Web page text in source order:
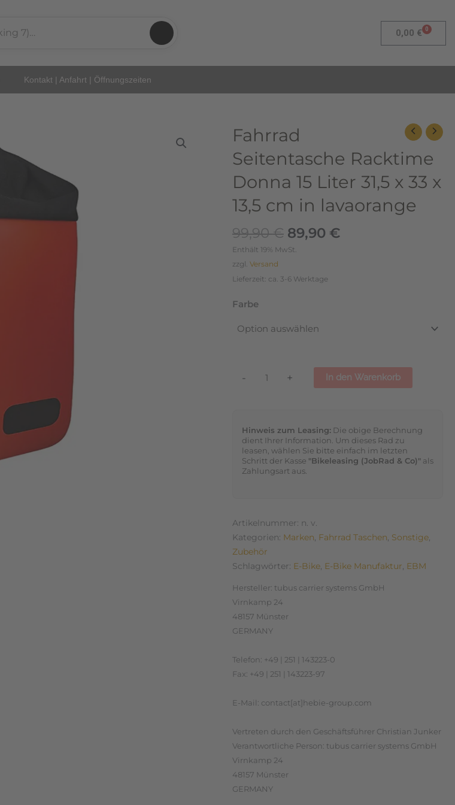
0,00 € 0
Kontakt | Anfahrt | Öffnungszeiten
Fahrrad
Seitentasche Racktime
Donna 15 Liter 31,5 x 33 x
13,5 cm in lavaorange
99,90€
Ursprünglicher
Preis
war:
99,90 €
89,90 €
Aktueller
ist:
89,90 €.
Enthält 19% MwSt.
zzgl. Versand
Lieferzeit: ca. 3-6 Werktage
Farbe
-
Fahrrad
Seitentasche
Racktime
15
Liter
x
33
13,5
in
Menge
+ In den Warenkorb
Hinweis zum Leasing: Die obige Berechnung
dient Ihrer Information. Um dieses Rad zu
leasen, wählen Sie bitte einfach im letzten
Schritt der Kasse "Bikeleasing (JobRad & Co)"als
Zahlungsart aus.
Artikelnummer: n. v.
Kategorien: Marken, Fahrrad Taschen, Sonstige,
Zubehör
Schlagwörter: E-Bike, E-Bike Manufaktur, EBM
Hersteller: tubus carrier systems GmbH
Virnkamp 24
48157 Münster
GERMANY
Telefon: +49 | 251 | 143223-0
Fax: +49 | 251 | 143223-97
E-Mail: contact[at]hebie-group.com
Vertreten durch den Geschäftsführer Christian Junker
Verantwortliche Person: tubus carrier systems GmbH
Virnkamp 24
48157 Münster
GERMANY